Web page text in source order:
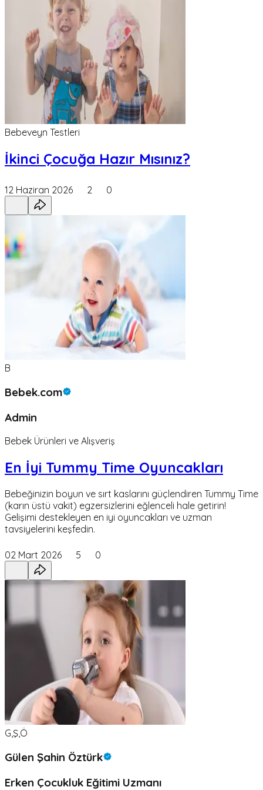
Bebeveyn Testleri
İkinci Çocuğa Hazır Mısınız?
12 Haziran 2026 2 0
B
Bebek.com
Admin
Bebek Ürünleri ve Alışveriş
En İyi Tummy Time Oyuncakları
Bebeğinizin boyun ve sırt kaslarını güçlendiren Tummy Time
(karın üstü vakit) egzersizlerini eğlenceli hale getirin!
Gelişimi destekleyen en iyi oyuncakları ve uzman
tavsiyelerini keşfedin.
02 Mart 2026 5 0
G,Ş,Ö
Gülen Şahin Öztürk
Erken Çocukluk Eğitimi Uzmanı